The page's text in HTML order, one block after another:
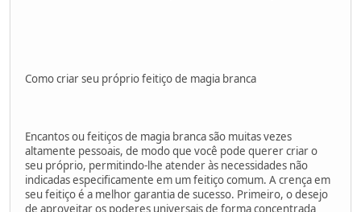
Como criar seu próprio feitiço de magia branca
Encantos ou feitiços de magia branca são muitas vezes
altamente pessoais, de modo que você pode querer criar o
seu próprio, permitindo-lhe atender às necessidades não
indicadas especificamente em um feitiço comum. A crença em
seu feitiço é a melhor garantia de sucesso. Primeiro, o desejo
de aproveitar os poderes universais de forma concentrada